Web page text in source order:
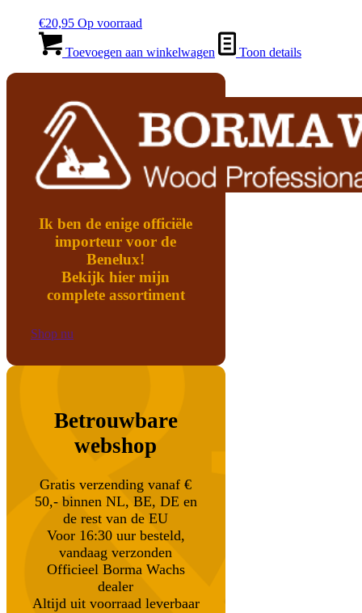
€20,95 Op voorraad
Toevoegen aan winkelwagen Toon details
Ik ben de enige officiële
importeur voor de
Benelux!
Bekijk hier mijn
complete assortiment
Shop nu
Betrouwbare
webshop
Gratis verzending vanaf €
50,- binnen NL, BE, DE en
de rest van de EU
Voor 16:30 uur besteld,
vandaag verzonden
Officieel Borma Wachs
dealer
Altijd uit voorraad leverbaar